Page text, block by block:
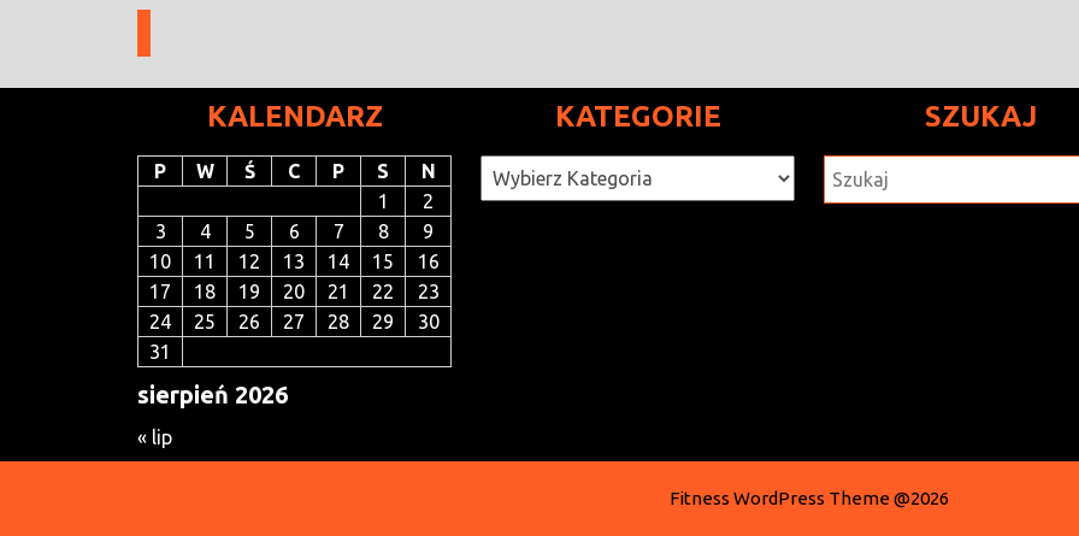
KALENDARZ
sierpień 2026
P W Ś C P S
N
1
2
3
4 5 6 7 8
9
10
11 12 13 14 15
16
17
18 19 20 21 22
23
24
25 26 27 28 29
30
31
« lip
KATEGORIE
Kategorie
SZUKAJ
Fitness WordPress Theme@2026